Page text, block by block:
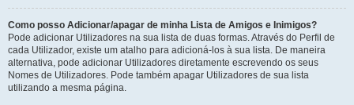
Como posso Adicionar/apagar de minha Lista de Amigos e Inimigos?
Pode adicionar Utilizadores na sua lista de duas formas. Através do Perfil de
cada Utilizador, existe um atalho para adicioná-los à sua lista. De maneira
alternativa, pode adicionar Utilizadores diretamente escrevendo os seus
Nomes de Utilizadores. Pode também apagar Utilizadores de sua lista
utilizando a mesma página.